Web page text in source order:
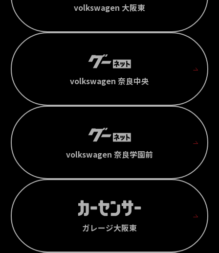
volkswagen 大阪東
volkswagen 奈良中央
volkswagen 奈良学園前
ガレージ大阪東